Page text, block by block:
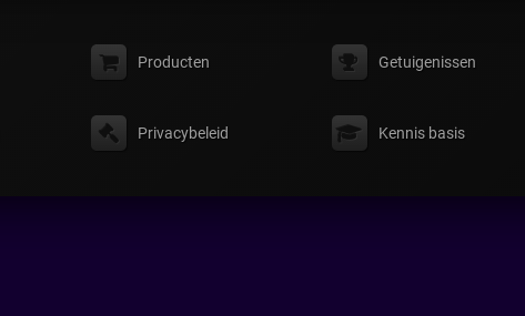
Producten Getuigenissen
Privacybeleid Kennis basis